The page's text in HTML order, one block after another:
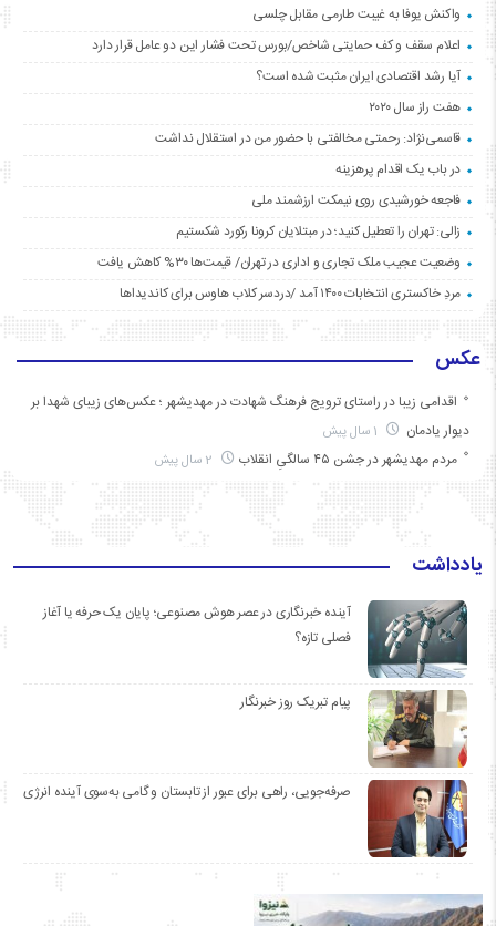
واکنش یوفا به غیبت طارمی مقابل چلسی
اعلام سقف و کف حمایتی شاخص/بورس تحت فشار این دو عامل قرار دارد
آیا رشد اقتصادی ایران مثبت شده است؟
هفت راز سال ۲۰۲۰
قاسمی‌نژاد: رحمتی مخالفتی با حضور من در استقلال نداشت
در باب یک اقدام پرهزینه
فاجعه خورشیدی روی نیمکت ارزشمند ملی
زالی: تهران را تعطیل کنید؛ در مبتلایان کرونا رکورد شکستیم
وضعیت عجیب ملک تجاری و اداری در تهران/ قیمت‌ها ۳۰% کاهش یافت
مردِ خاکستری انتخابات ۱۴۰۰ آمد /دردسر کلاب هاوس برای کاندیداها
عکس
اقدامی زیبا در راستای ترویج فرهنگ شهادت در مهدیشهر ؛ عکس‌های زیبای شهدا بر
دیوار یادمان
مردم مهدیشهر در جشن ۴۵ سالگیِ انقلاب
یادداشت
آینده خبرنگاری در عصر هوش مصنوعی؛ پایان یک حرفه یا آغاز
فصلی تازه؟
پیام تبریک روز خبرنگار
صرفه‌جویی، راهی برای عبور از تابستان و گامی به‌سوی آینده انرژی